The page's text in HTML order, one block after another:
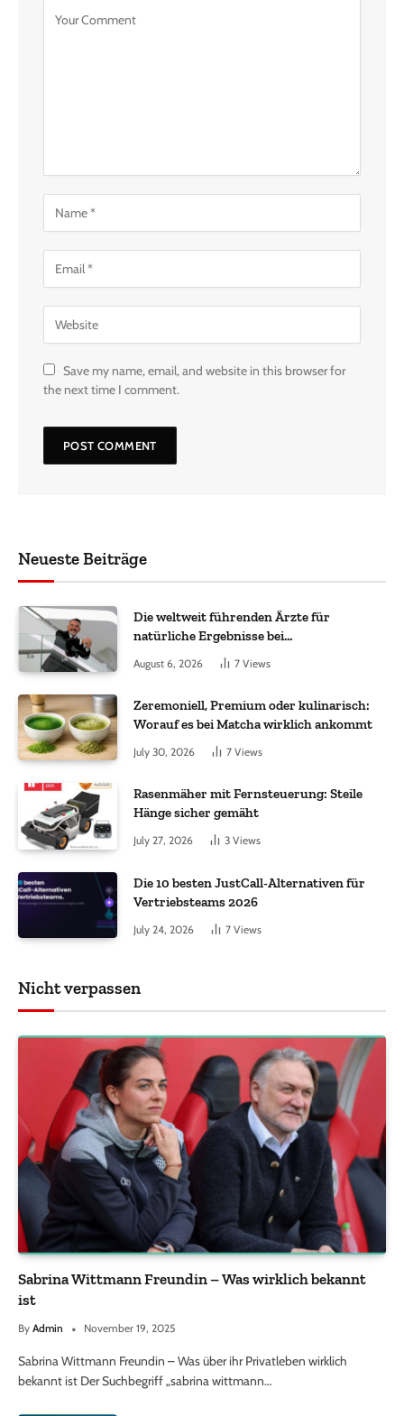
Save my name, email, and website in this browser for
the next time I comment.
Neueste Beiträge
Die weltweit führenden Ärzte für
natürliche Ergebnisse bei
Haartransplantationen
August 6, 2026 7 Views
Zeremoniell, Premium oder kulinarisch:
Worauf es bei Matcha wirklich ankommt
July 30, 2026 7 Views
Rasenmäher mit Fernsteuerung: Steile
Hänge sicher gemäht
July 27, 2026 3 Views
Die 10 besten JustCall-Alternativen für
Vertriebsteams 2026
July 24, 2026 7 Views
Nicht verpassen
Sabrina Wittmann Freundin – Was wirklich bekannt
ist
By Admin November 19, 2025
Sabrina Wittmann Freundin – Was über ihr Privatleben wirklich
bekannt ist Der Suchbegriff „sabrina wittmann…